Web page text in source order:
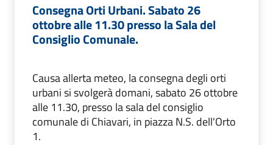
Consegna Orti Urbani. Sabato 26
ottobre alle 11.30 presso la Sala del
Consiglio Comunale.
Causa allerta meteo, la consegna degli orti
urbani si svolgerà domani, sabato 26 ottobre
alle 11.30, presso la sala del consiglio
comunale di Chiavari, in piazza N.S. dell'Orto
1.